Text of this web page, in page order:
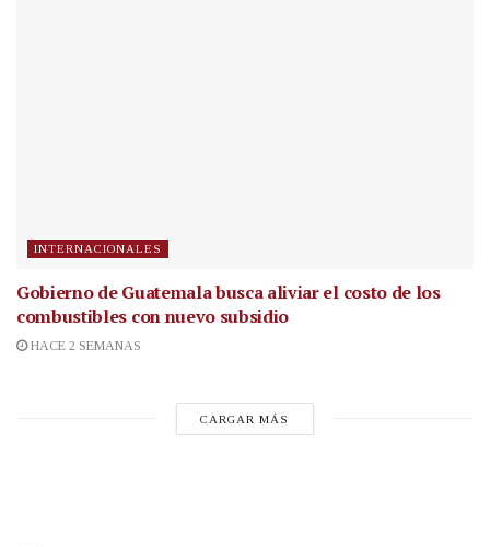
INTERNACIONALES
Gobierno de Guatemala busca aliviar el costo de los
combustibles con nuevo subsidio
HACE 2 SEMANAS
CARGAR MÁS